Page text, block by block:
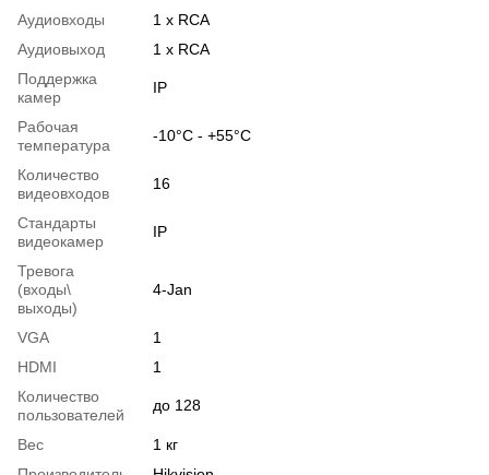
Аудиовходы
1 x RCA
Аудиовыход
1 x RCA
Поддержка
камер
IP
Рабочая
температура
-10°С - +55°С
Количество
видеовходов
16
Стандарты
видеокамер
IP
Тревога
(входы\
выходы)
4-Jan
VGA
1
HDMI
1
Количество
пользователей
до 128
Вес
1 кг